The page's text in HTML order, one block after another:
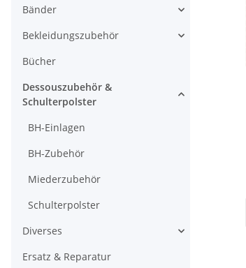
Bänder
Bekleidungszubehör
Bücher
Dessouszubehör &
Schulterpolster
BH-Einlagen
BH-Zubehör
Miederzubehör
Schulterpolster
Diverses
Ersatz & Reparatur